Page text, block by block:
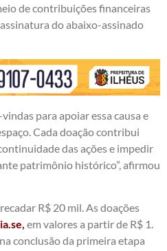
de contribuições financeiras
do abaixo-assinado
para apoiar essa causa e
Cada doação contribui
das ações e impedir
patrimônio histórico”, afirmou
R$ 20 mil. As doações
em valores a partir de R$ 1.
conclusão da primeira etapa